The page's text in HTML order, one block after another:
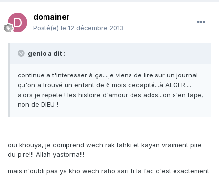
domainer
Posté(e) le 12 décembre 2013
genio a dit :
continue a t'interesser à ça....je viens de lire sur un journal
qu'on a trouvé un enfant de 6 mois decapité...à ALGER....
alors je repete ! les histoire d'amour des ados...on s'en tape,
non de DIEU !
oui khouya, je comprend wech rak tahki et kayen vraiment pire
du pire!!! Allah yastorna!!!
mais n'oubli pas ya kho wech raho sari fi la fac c'est exactement